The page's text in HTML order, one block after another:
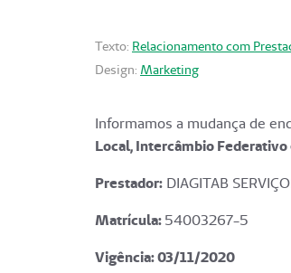
Texto: Relacionamento com
Design: Marketing
Informamos a mudança de
Local, Intercâmbio Federativo
Prestador: DIAGITAB
Matrícula:54003267-5
Vigência: 03/11/2020